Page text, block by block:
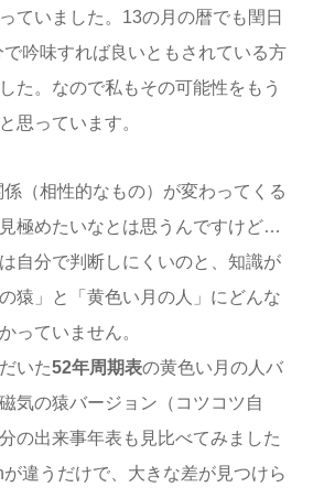
ていました。13の月の暦でも閏日
吟味すれば良いともされている方
た。なので私もその可能性をもう
思っています。
（相性的なもの）が変わってくる
極めたいなとは思うんですけど…
自分で判断しにくいのと、知識が
猿」と「黄色い月の人」にどんな
っていません。
いた52年周期表の黄色い月の人バ
気の猿バージョン（コツコツ自
の出来事年表も見比べてみました
違うだけで、大きな差が見つけら